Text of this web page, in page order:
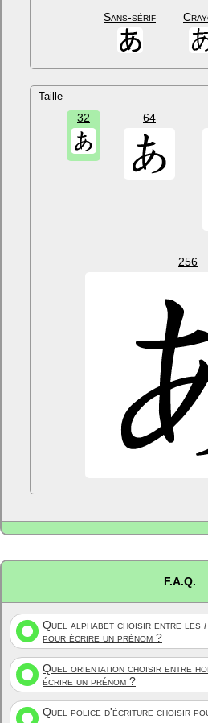
Sans-sérif
Taille
32 64
256
F.A.Q.
Quel alphabet choisir entre les
pour écrire un prénom ?
Quel orientation choisir entre
écrire un prénom ?
Quel police d'écriture choisir